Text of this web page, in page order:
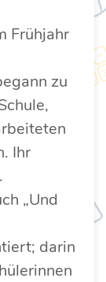
Frühjahr
zu
Ihr
„Und
darin